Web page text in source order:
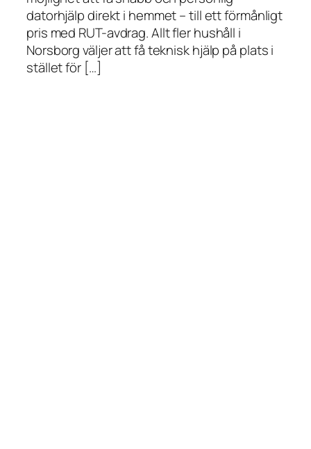
datorhjälp direkt i hemmet – till ett förmånligt
pris med RUT-avdrag. Allt fler hushåll i
Norsborg väljer att få teknisk hjälp på plats i
stället för […]